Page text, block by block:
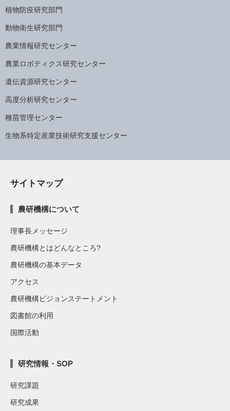
植物防疫研究部門
動物衛生研究部門
農業情報研究センター
農業ロボティクス研究センター
遺伝資源研究センター
高度分析研究センター
種苗管理センター
生物系特定産業技術研究支援センター
サイトマップ
農研機構について
理事長メッセージ
農研機構とはどんなところ?
農研機構の基本データ
アクセス
農研機構ビジョンステートメント
図書館の利用
国際活動
研究情報・SOP
研究課題
研究成果